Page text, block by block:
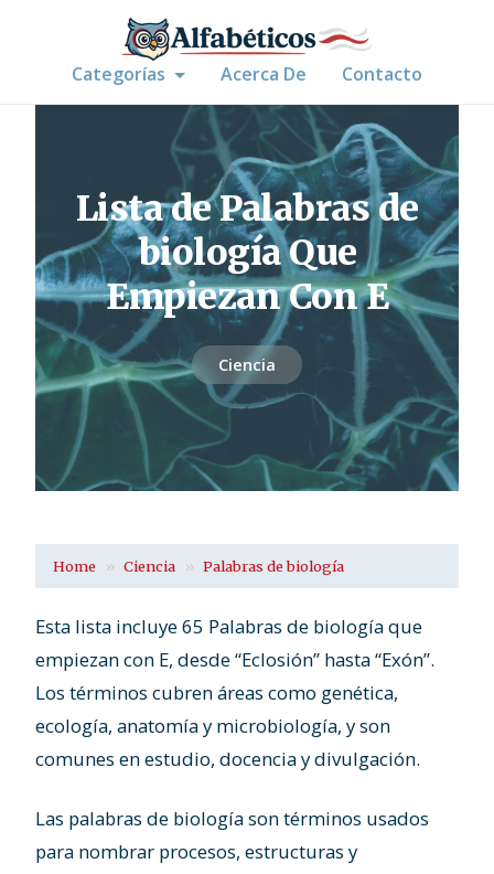
Categorías Acerca De Contacto
Lista de Palabras de
biología Que
Empiezan Con E
Ciencia
Home Ciencia Palabras de biología
Esta lista incluye 65 Palabras de biología que
empiezan con E, desde “Eclosión” hasta “Exón”.
Los términos cubren áreas como genética,
ecología, anatomía y microbiología, y son
comunes en estudio, docencia y divulgación.
Las palabras de biología son términos usados
para nombrar procesos, estructuras y